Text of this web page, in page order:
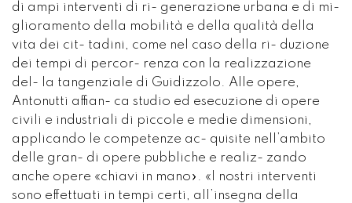
di ampi interventi di ri- generazione urbana e di mi-
glioramento della mobilità e della qualità della
vita dei cit- tadini, come nel caso della ri- duzione
dei tempi di percor- renza con la realizzazione
del- la tangenziale di Guidizzolo. Alle opere,
Antonutti affian- ca studio ed esecuzione di opere
civili e industriali di piccole e medie dimensioni,
applicando le competenze ac- quisite nell’ambito
delle gran- di opere pubbliche e realiz- zando
anche opere «chiavi in mano». «I nostri interventi
sono effettuati in tempi certi, all’insegna della